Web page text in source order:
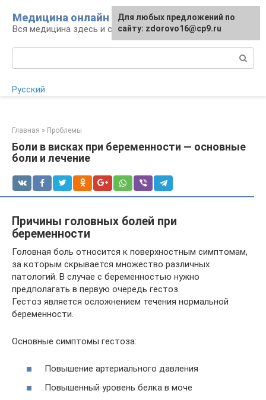
контенту
Медицина онлайн
Вся медицина здесь и сейчас
Русский
Главная » Проблемы
Боли в висках при беременности — основные
боли и лечение
Причины головных болей при
беременности
Головная боль относится к поверхностным симптомам,
за которым скрывается множество различных
патологий. В случае с беременностью нужно
предполагать в первую очередь гестоз.
Гестоз является осложнением течения нормальной
беременности.
Основные симптомы гестоза:
Повышение артериального давления
Повышенный уровень белка в моче
Для любых предложений по
сайту: [email protected]
Для любых предложений по
сайту: zdorovo16@cp9.ru